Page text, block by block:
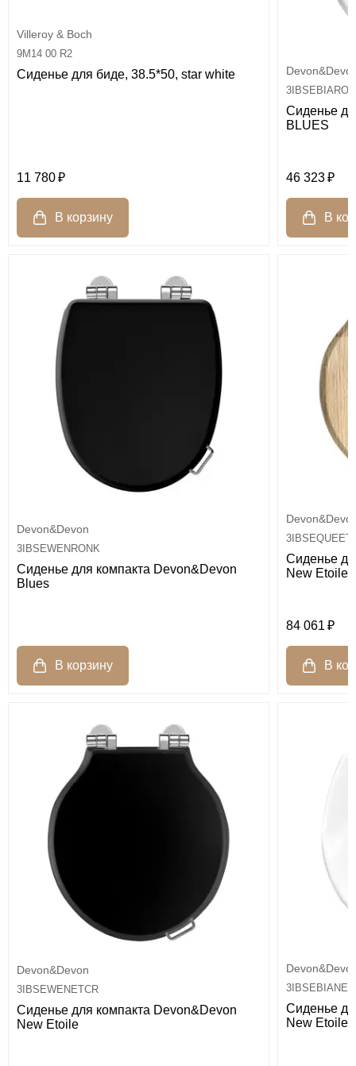
Villeroy & Boch
9M14 00 R2
Сиденье для биде, 38.5*50, star white
11 780
Сиденье
BLUES
46 323
Devon&Devon
3IBSEWENRONK
Сиденье для компакта Devon&Devon
Blues
Сиденье
New Etoile
84 061
Devon&Devon
3IBSEWENETCR
Сиденье для компакта Devon&Devon
New Etoile
Сиденье
New Etoile